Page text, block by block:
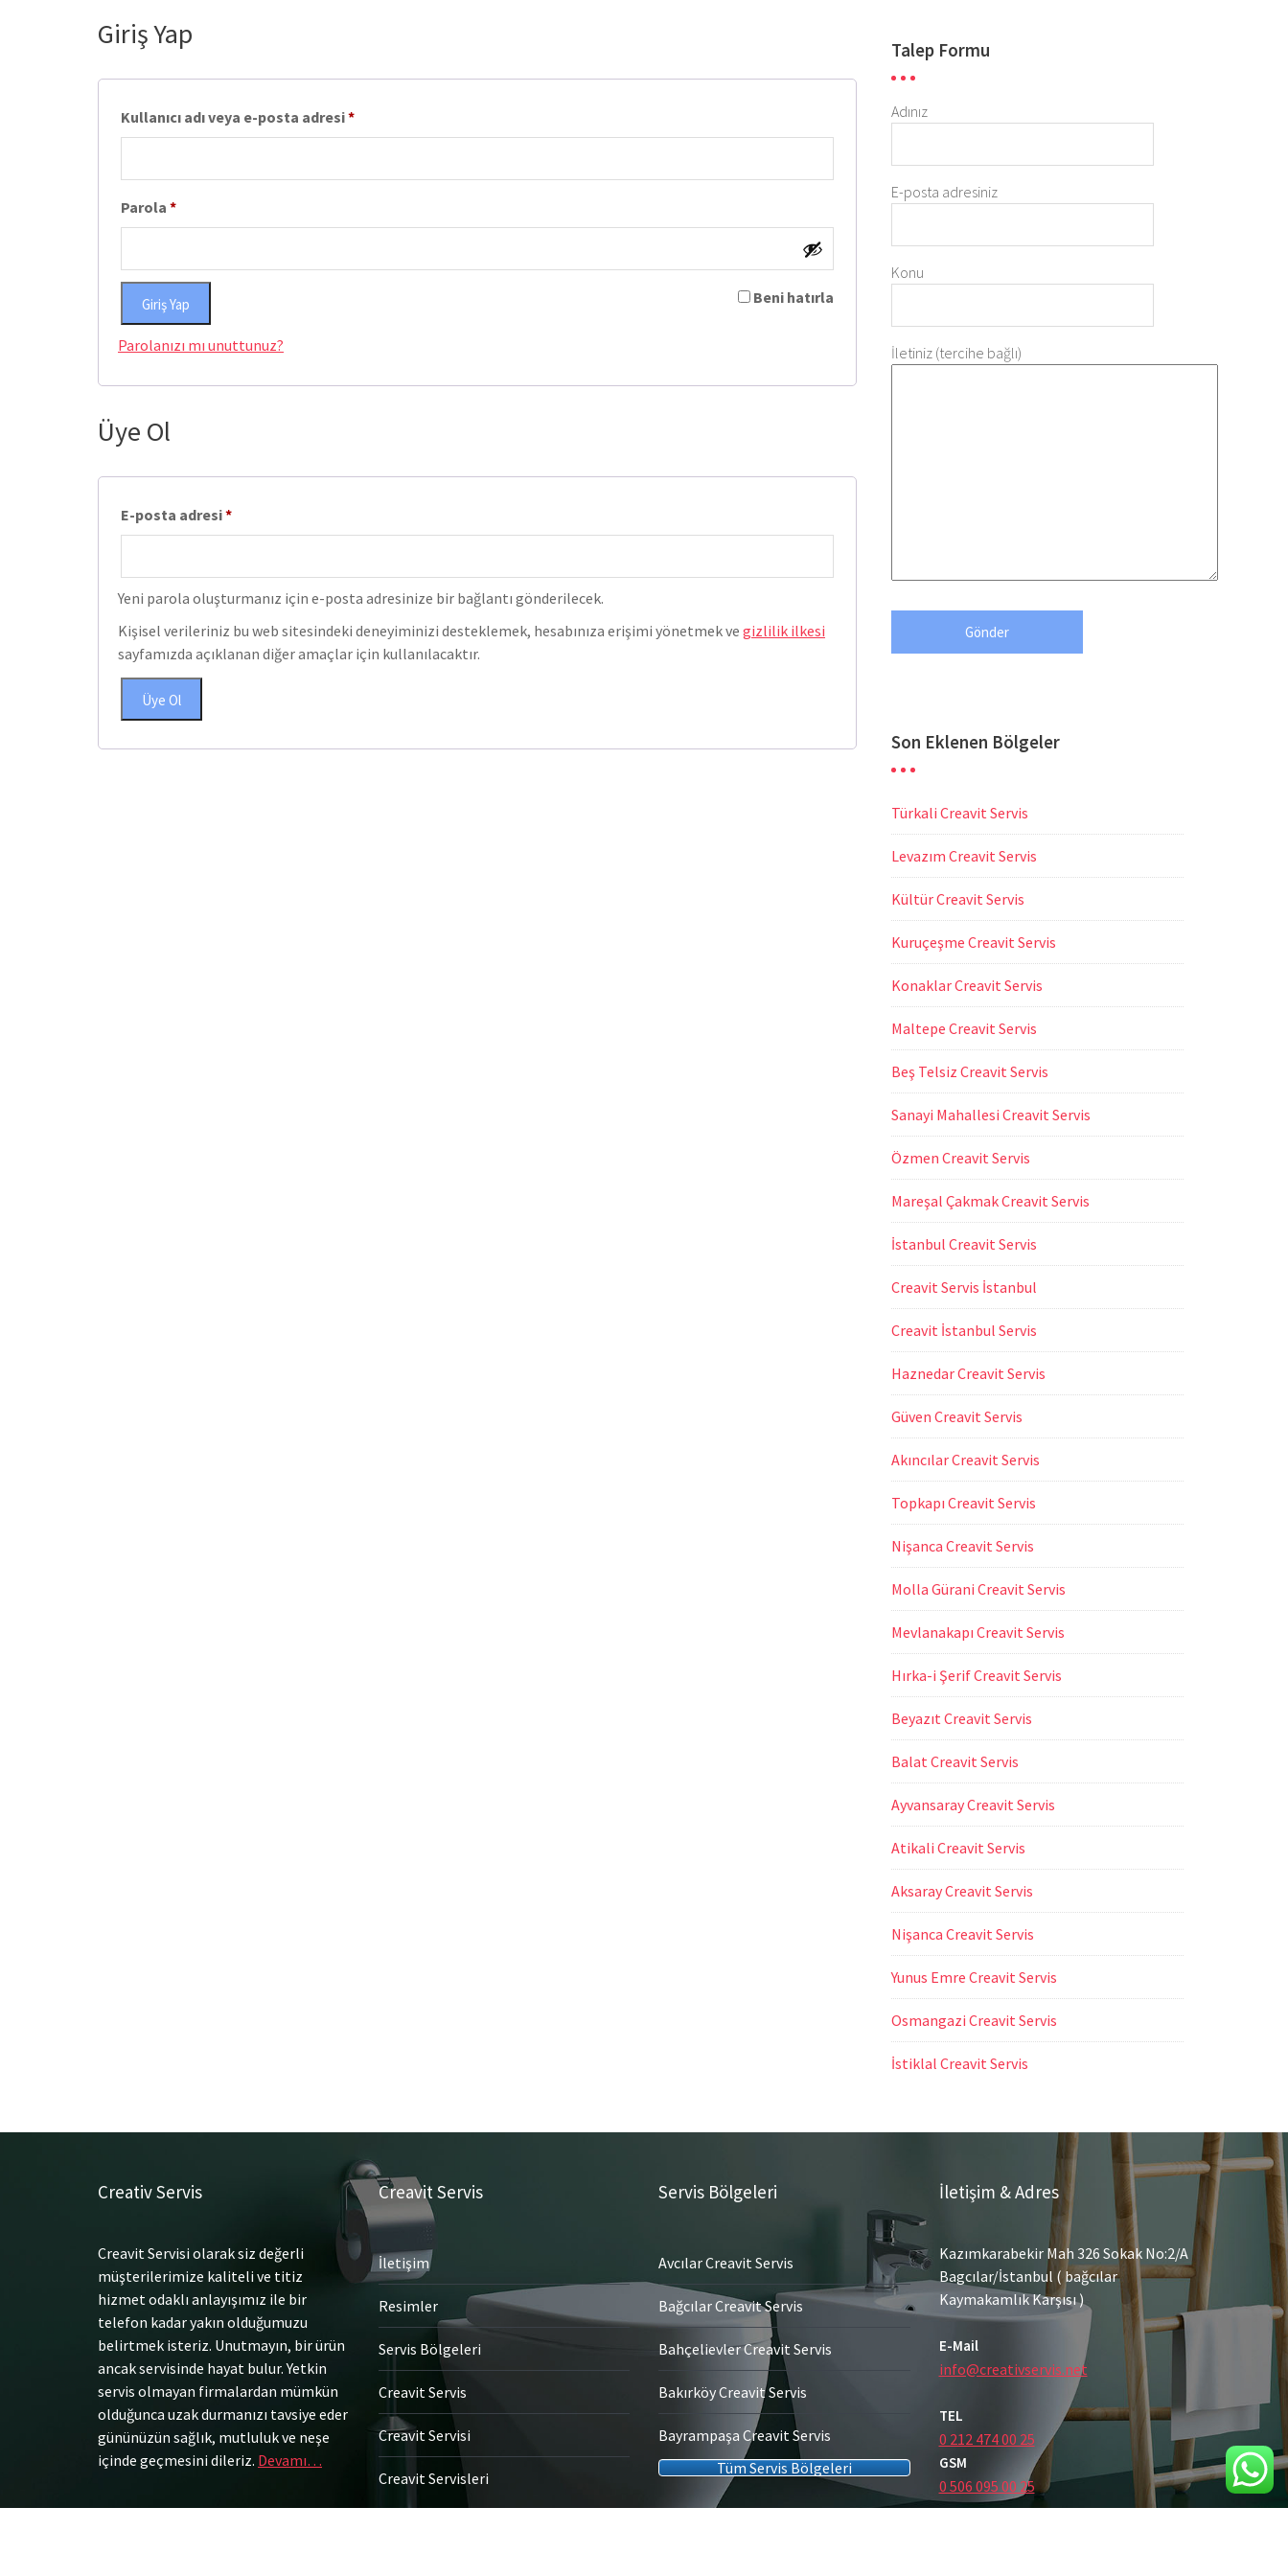
Giriş Yap
Kullanıcı adı veya e-posta adresi*Gerekli
Parola *Gerekli
Beni hatırla
Giriş Yap
Parolanızı mı unuttunuz?
Üye Ol
E-posta adresi*Gerekli
Yeni parola oluşturmanız için e-posta adresinize bir bağlantı gönderilecek.
Kişisel verileriniz bu web sitesindeki deneyiminizi desteklemek, hesabınıza erişimi yönetmek ve gizlilik ilkesi
sayfamızda açıklanan diğer amaçlar için kullanılacaktır.
Üye Ol
Talep Formu
Adınız
E-posta adresiniz
Konu
İletiniz (tercihe bağlı)
Son Eklenen Bölgeler
Türkali Creavit Servis
Levazım Creavit Servis
Kültür Creavit Servis
Kuruçeşme Creavit Servis
Konaklar Creavit Servis
Maltepe Creavit Servis
Beş Telsiz Creavit Servis
Sanayi Mahallesi Creavit Servis
Özmen Creavit Servis
Mareşal Çakmak Creavit Servis
İstanbul Creavit Servis
Creavit Servis İstanbul
Creavit İstanbul Servis
Haznedar Creavit Servis
Güven Creavit Servis
Akıncılar Creavit Servis
Topkapı Creavit Servis
Nişanca Creavit Servis
Molla Gürani Creavit Servis
Mevlanakapı Creavit Servis
Hırka-i Şerif Creavit Servis
Beyazıt Creavit Servis
Balat Creavit Servis
Ayvansaray Creavit Servis
Atikali Creavit Servis
Aksaray Creavit Servis
Nişanca Creavit Servis
Yunus Emre Creavit Servis
Osmangazi Creavit Servis
İstiklal Creavit Servis
Creativ Servis
Creavit Servisi olarak siz değerli
müşterilerimize kaliteli ve titiz
hizmet odaklı anlayışımız ile bir
telefon kadar yakın olduğumuzu
belirtmek isteriz. Unutmayın, bir ürün
ancak servisinde hayat bulur. Yetkin
servis olmayan firmalardan mümkün
olduğunca uzak durmanızı tavsiye eder
gününüzün sağlık, mutluluk ve neşe
içinde geçmesini dileriz. Devamı…
Creavit Servis
İletişim
Resimler
Servis Bölgeleri
Creavit Servis
Creavit Servisi
Creavit Servisleri
Servis Bölgeleri
Avcılar Creavit Servis
Bağcılar Creavit Servis
Bahçelievler Creavit Servis
Bakırköy Creavit Servis
Bayrampaşa Creavit Servis
Tüm Servis Bölgeleri
İletişim & Adres
Kazımkarabekir Mah 326 Sokak No:2/A
Bagcılar/İstanbul ( bağcılar
Kaymakamlık Karşısı )
E-Mail
info@creativservis.net
TEL
0 212 474 00 25
GSM
0 506 095 00 25